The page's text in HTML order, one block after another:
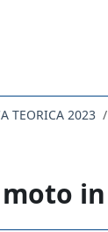
TEORICA 2023
moto